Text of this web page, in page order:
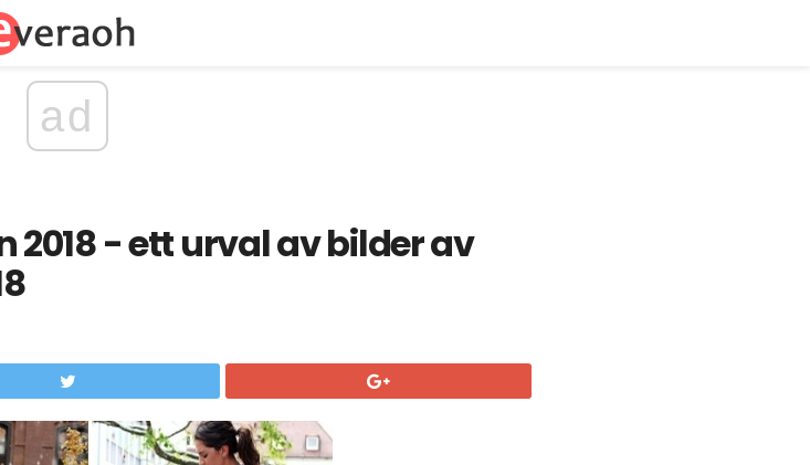
ad
2018 - ett urval av bilder av